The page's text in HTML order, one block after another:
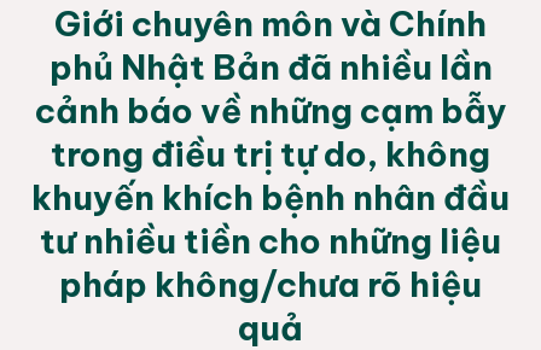
Giới chuyên môn và Chính
phủ Nhật Bản đã nhiều lần
cảnh báo về những cạm bẫy
trong điều trị tự do, không
khuyến khích bệnh nhân đầu
tư nhiều tiền cho những liệu
pháp không/chưa rõ hiệu
quả